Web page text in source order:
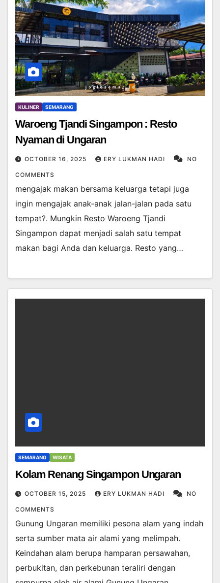
KULINER SEMARANG
Waroeng Tjandi Singampon : Resto
Nyaman di Ungaran
OCTOBER 16, 2025 ERY LUKMAN HADI NO
COMMENTS
mengajak makan bersama keluarga tetapi juga
ingin mengajak anak-anak jalan-jalan pada satu
tempat?. Mungkin Resto Waroeng Tjandi
Singampon dapat menjadi salah satu tempat
makan bagi Anda dan keluarga. Resto yang…
SEMARANG WISATA
Kolam Renang Singampon Ungaran
OCTOBER 15, 2025 ERY LUKMAN HADI NO
COMMENTS
Gunung Ungaran memiliki pesona alam yang indah
serta sumber mata air alami yang melimpah.
Keindahan alam berupa hamparan persawahan,
perbukitan, dan perkebunan teraliri dengan